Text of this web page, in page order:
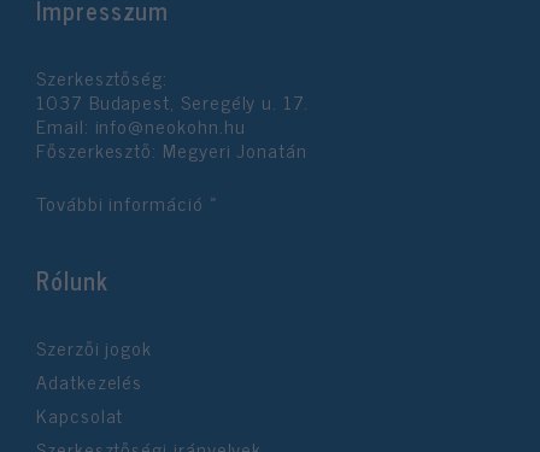
Impresszum
Szerkesztőség:
1037 Budapest, Seregély u. 17.
Email: info@neokohn.hu
Főszerkesztő: Megyeri Jonatán
További információ »
Rólunk
Szerzői jogok
Adatkezelés
Kapcsolat